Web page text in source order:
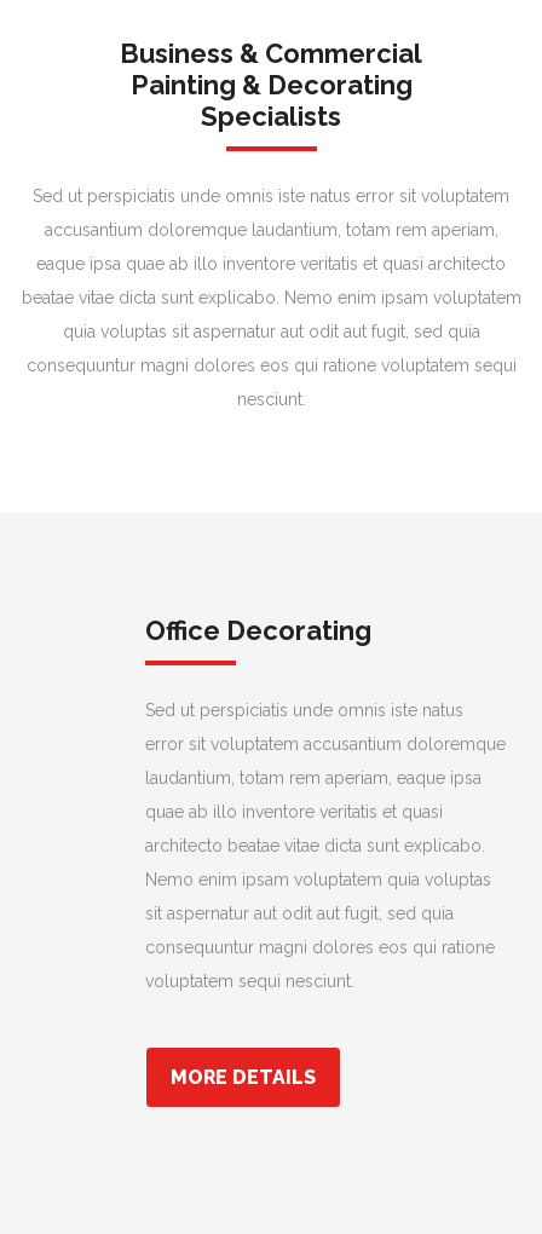
Business & Commercial
Painting & Decorating
Specialists
Sed ut perspiciatis unde omnis iste natus error sit voluptatem
accusantium doloremque laudantium, totam rem aperiam,
eaque ipsa quae ab illo inventore veritatis et quasi architecto
beatae vitae dicta sunt explicabo. Nemo enim ipsam voluptatem
quia voluptas sit aspernatur aut odit aut fugit, sed quia
consequuntur magni dolores eos qui ratione voluptatem sequi
nesciunt.
Office Decorating
Sed ut perspiciatis unde omnis iste natus
error sit voluptatem accusantium doloremque
laudantium, totam rem aperiam, eaque ipsa
quae ab illo inventore veritatis et quasi
architecto beatae vitae dicta sunt explicabo.
Nemo enim ipsam voluptatem quia voluptas
sit aspernatur aut odit aut fugit, sed quia
consequuntur magni dolores eos qui ratione
voluptatem sequi nesciunt.
MORE DETAILS